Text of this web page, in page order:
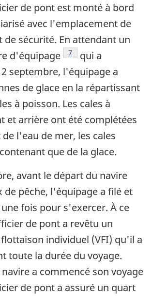
de pont est monté à bord
avec l'emplacement de
sécurité. En attendant un
d'équipage
Note de bas de page
7
qui a
septembre, l'équipage a
de glace en la répartissant
à poisson. Les cales à
et arrière ont été complétées
l'eau de mer, les cales
que de la glace.
avant le départ du navire
de pêche, l'équipage a filé et
fois pour s'exercer. À ce
de pont a revêtu un
individuel (VFI) qu'il a
toute la durée du voyage.
bas de page
navire a commencé son voyage
de pont a assuré un quart